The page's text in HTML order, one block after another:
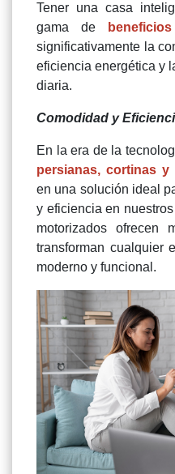
Tener una casa
gama de
significativamente la
eficiencia energética y
diaria.
Comodidad y
En la era de la
persianas, cortinas y
en una solución ideal
y eficiencia en
motorizados ofrecen
transforman cualquier
moderno y funcional.